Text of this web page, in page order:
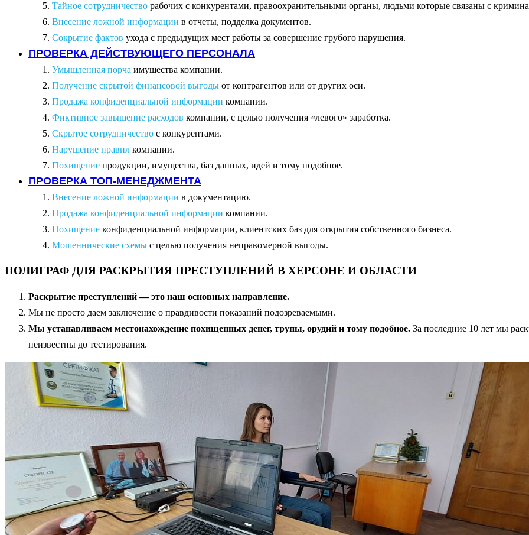
Тайное сотрудничество рабочих с конкурентами, правоохранительными органы, людьми которые связаны с
Внесение ложной информации в отчеты, подделка документов.
Сокрытие фактов ухода с предыдущих мест работы за совершение грубого нарушения.
ПРОВЕРКА ДЕЙСТВУЮЩЕГО ПЕРСОНАЛА
Умышленная порча имущества компании.
Получение скрытой финансовой выгоды от контрагентов или от других оси.
Продажа конфиденциальной информации компании.
Фиктивное завышение расходов компании, с целью получения «левого» заработка.
Скрытое сотрудничество с конкурентами.
Нарушение правил компании.
Похищение продукции, имущества, баз данных, идей и тому подобное.
ПРОВЕРКА ТОП-МЕНЕДЖМЕНТА
Внесение ложной информации в документацию.
Продажа конфиденциальной информации компании.
Похищение конфиденциальной информации, клиентских баз для открытия собственного бизнеса.
Мошеннические схемы с целью получения неправомерной выгоды.
ПОЛИГРАФ ДЛЯ РАСКРЫТИЯ ПРЕСТУПЛЕНИЙ В ХЕРСОНЕ И ОБЛАСТИ
Раскрытие преступлений — это наш основных направление.
Мы не просто даем заключение о правдивости показаний подозреваемыми.
Мы устанавливаем местонахождение похищенных денег, трупы, орудий и тому подобное. За последние 10 лет мы
неизвестны до тестирования.